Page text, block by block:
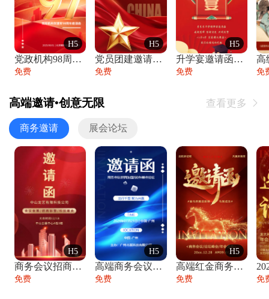
H5
党政机构98周年八一建军节庆祝晚会活动邀
免费
H5
党员团建邀请函党建活动风采党会工作汇报总
免费
H5
升学宴邀请函喜报金榜题名高端谢师宴邀请函
免费 免
高端邀请•创意无限 查看更多 
商务邀请 展会论坛
H5
商务会议招商展会科技峰会邀请函年会邀请
免费
H5
高端商务会议招商加盟展会峰会论坛邀请函
免费
H5
高端红金商务会议年会年终盛典答谢邀请函
免费 免